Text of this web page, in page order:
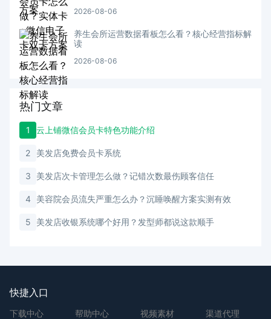
2026-08-06
养生会所运营数据看板怎么看？核心经营指标解
读
2026-08-06
热门文章
1 云上铺微信会员卡特色功能介绍
2 美发店免费会员卡系统
3 美发店次卡管理怎么做？记错次数最伤顾客信任
4 美容院会员流失严重怎么办？沉睡唤醒方案实测有效
5 美发店收银系统哪个好用？发型师都说这款顺手
快捷入口
下载中心 帮助中心 视频素材 渠道代理